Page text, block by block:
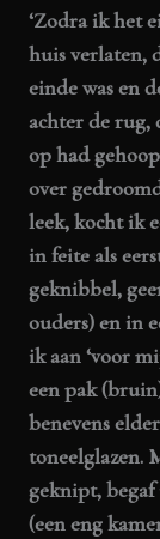
‘Zodra ik het
huis verlaten,
einde was en
achter de rug,
op had
over
leek, kocht ik
in feite als
geknibbel,
ouders) en in
ik aan ‘voor
een pak
benevens
toneelglazen.
geknipt,
(een eng